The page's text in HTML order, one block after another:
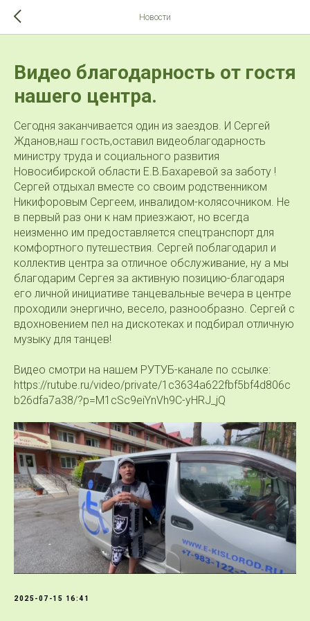
Новости
Видео благодарность от гостя
нашего центра.
Сегодня заканчивается один из заездов. И Сергей
Жданов,наш гость,оставил видеоблагодарность
министру труда и социального развития
Новосибирской области Е.В.Бахаревой за заботу !
Сергей отдыхал вместе со своим родственником
Никифоровым Сергеем, инвалидом-колясочником. Не
в первый раз они к нам приезжают, но всегда
неизменно им предоставляется спецтранспорт для
комфортного путешествия. Сергей поблагодарил и
коллектив центра за отличное обслуживание, ну а мы
благодарим Сергея за активную позицию-благодаря
его личной инициативе танцевальные вечера в центре
проходили энергично, весело, разнообразно. Сергей с
вдохновением пел на дискотеках и подбирал отличную
музыку для танцев!
Видео смотри на нашем РУТУБ-канале по ссылке:
https://rutube.ru/video/private/1c3634a622fbf5bf4d806c
b26dfa7a38/?p=M1cSc9eiYnVh9C-yHRJ_jQ
2025-07-15 16:41